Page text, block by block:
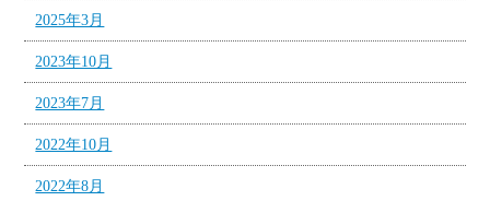
2025年3月
2023年10月
2023年7月
2022年10月
2022年8月